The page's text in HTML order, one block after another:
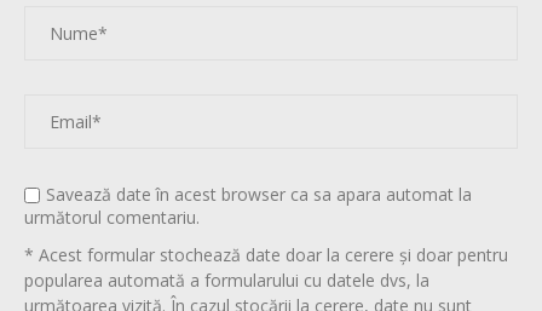
Savează date în acest browser ca sa apara automat la
următorul comentariu.
* Acest formular stochează date doar la cerere și doar pentru
popularea automată a formularului cu datele dvs, la
următoarea vizită. În cazul stocării la cerere, date nu sunt